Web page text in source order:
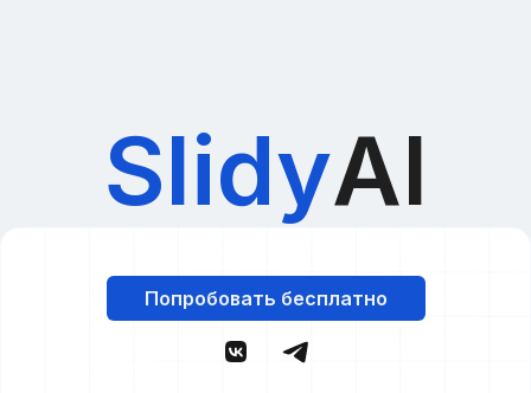
SlidyAI
Попробовать бесплатно